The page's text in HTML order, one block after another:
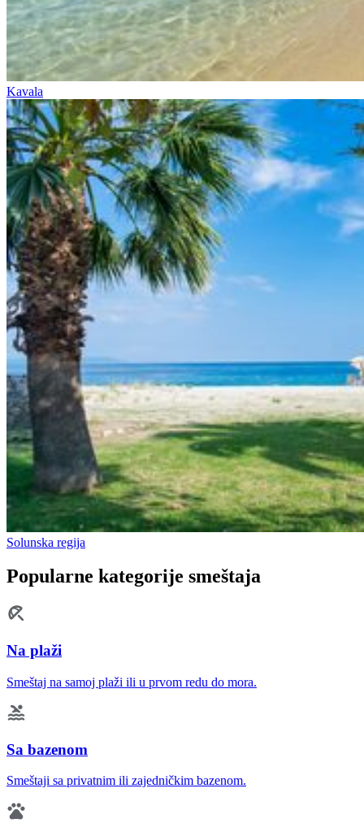
Kavala
Solunska regija
Popularne kategorije smeštaja
Na plaži
Smeštaj na samoj plaži ili u prvom redu do mora.
Sa bazenom
Smeštaji sa privatnim ili zajedničkim bazenom.